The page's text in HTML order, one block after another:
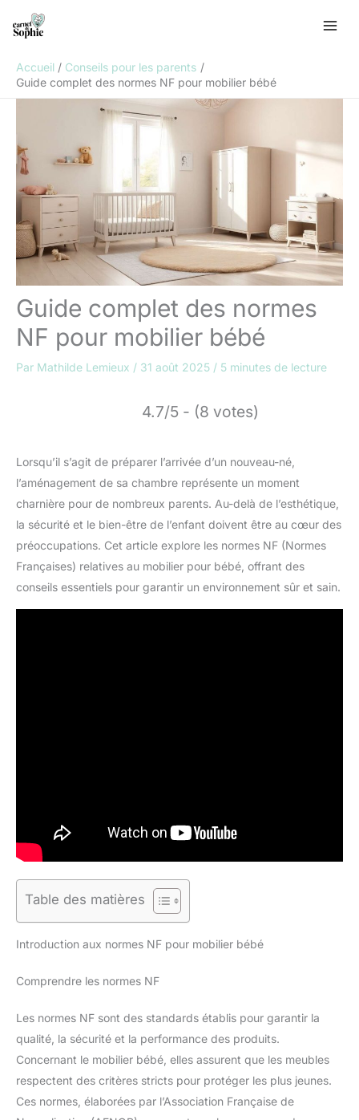
Accueil
Conseils pour les parents
Guide complet des normes NF pour mobilier bébé
Guide complet des normes
NF pour mobilier bébé
Par Mathilde Lemieux / 31 août 2025 / 5 minutes de lecture
4.7/5 - (8 votes)
Lorsqu’il s’agit de préparer l’arrivée d’un nouveau-né,
l’aménagement de sa chambre représente un moment
charnière pour de nombreux parents. Au-delà de l’esthétique,
la sécurité et le bien-être de l’enfant doivent être au cœur des
préoccupations. Cet article explore les normes NF (Normes
Françaises) relatives au mobilier pour bébé, offrant des
conseils essentiels pour garantir un environnement sûr et sain.
Table des matières
Introduction aux normes NF pour mobilier bébé
Comprendre les normes NF
Les normes NF sont des standards établis pour garantir la
qualité, la sécurité et la performance des produits.
Concernant le mobilier bébé, elles assurent que les meubles
respectent des critères stricts pour protéger les plus jeunes.
Ces normes, élaborées par l’Association Française de
e
h
e
c
h
e